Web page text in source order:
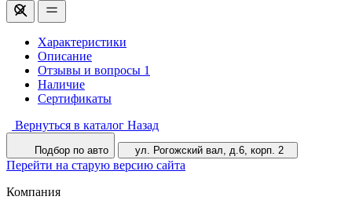
Характеристики
Описание
Отзывы и вопросы 1
Наличие
Сертификаты
Вернуться в каталог Назад
Подбор по авто ул. Рогожский вал, д.6, корп. 2
Перейти на старую версию сайта
Компания